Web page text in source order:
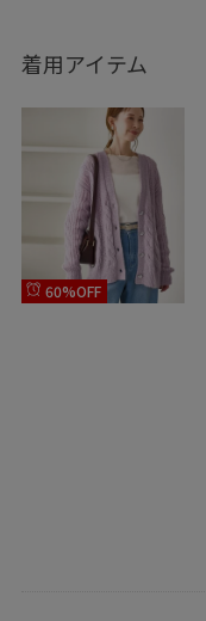
トムスがバランス良
低身長の方、下半身
同じ悩みをお持ちの
おすすめのスタイ
♡マークをタップす
いつでもお気に入り
着用アイテム
60%OFF